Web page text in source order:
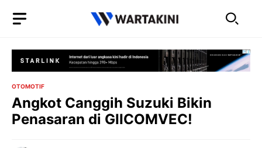
OTOMOTIF
Angkot Canggih Suzuki Bikin
Penasaran di GIICOMVEC!